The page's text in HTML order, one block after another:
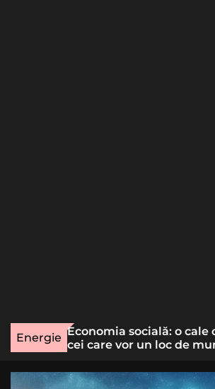
Energie
rară
Economia socială: o cale
cei care vor un loc de